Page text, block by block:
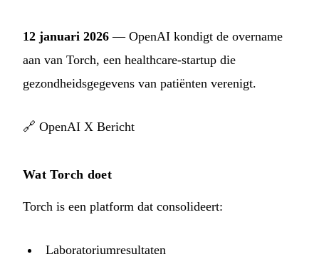
12 januari 2026 — OpenAI kondigt de overname
aan van Torch, een healthcare-startup die
gezondheidsgegevens van patiënten verenigt.
🔗 OpenAI X Bericht
Wat Torch doet
Torch is een platform dat consolideert:
Laboratoriumresultaten